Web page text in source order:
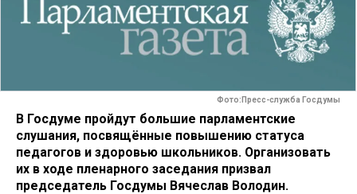
Фото:Пресс-служба Госдумы
В Госдуме пройдут большие парламентские
слушания, посвящённые повышению статуса
педагогов и здоровью школьников. Организовать
их в ходе пленарного заседания призвал
председатель Госдумы Вячеслав Володин.